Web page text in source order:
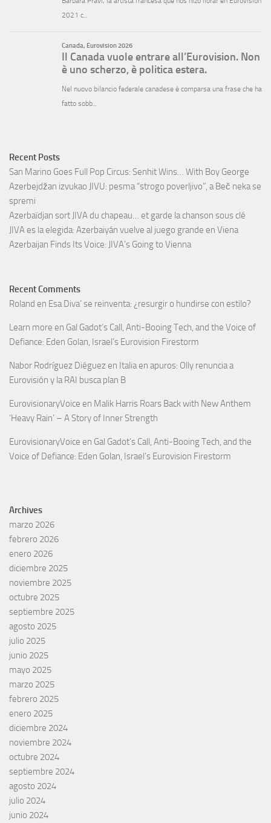
Recent Posts
San Marino Goes Full Pop Circus: Senhit Wins… With Boy George
Azerbejdžan izvukao JIVU: pesma “strogo poverljivo”, a Beč neka se
spremi
Azerbaïdjan sort JIVA du chapeau… et garde la chanson sous clé
JIVA es la elegida: Azerbaiyán vuelve al juego grande en Viena
Azerbaijan Finds Its Voice: JIVA’s Going to Vienna
Recent Comments
Roland en Esa Diva’ se reinventa: ¿resurgir o hundirse con estilo?
Learn more en Gal Gadot’s Call, Anti-Booing Tech, and the Voice of
Defiance: Eden Golan, Israel’s Eurovision Firestorm
Nabor Rodríguez Diéguez en Italia en apuros: Olly renuncia a
Eurovisión y la RAI busca plan B
EurovisionaryVoice en Malik Harris Roars Back with New Anthem
‘Heavy Rain’ – A Story of Inner Strength
EurovisionaryVoice en Gal Gadot’s Call, Anti-Booing Tech, and the
Voice of Defiance: Eden Golan, Israel’s Eurovision Firestorm
Archives
marzo 2026
febrero 2026
enero 2026
diciembre 2025
noviembre 2025
octubre 2025
septiembre 2025
agosto 2025
julio 2025
junio 2025
mayo 2025
marzo 2025
febrero 2025
enero 2025
diciembre 2024
noviembre 2024
octubre 2024
septiembre 2024
agosto 2024
julio 2024
junio 2024